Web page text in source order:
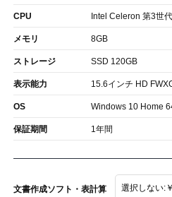
CPU Intel Celeron 第3世
メモリ 8GB
ストレージ SSD 120GB
表示能力 15.6インチ HD
OS Windows 10 Home
保証期間 1年間
文書作成ソフト・表計算